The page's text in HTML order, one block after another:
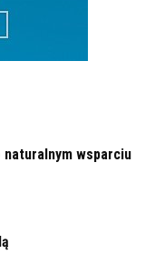
wsparciu